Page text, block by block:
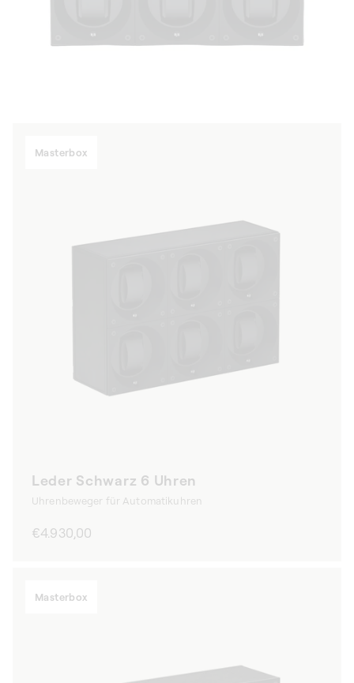
Masterbox
Leder Schwarz 6 Uhren
Uhrenbeweger für Automatikuhren
Normaler
€4.930,00
Masterbox